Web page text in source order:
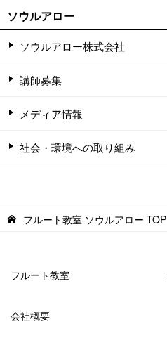
ソウルアロー
ソウルアロー株式会社
講師募集
メディア情報
社会・環境への取り組み
フルート教室 ソウルアロー TOP
フルート教室
会社概要